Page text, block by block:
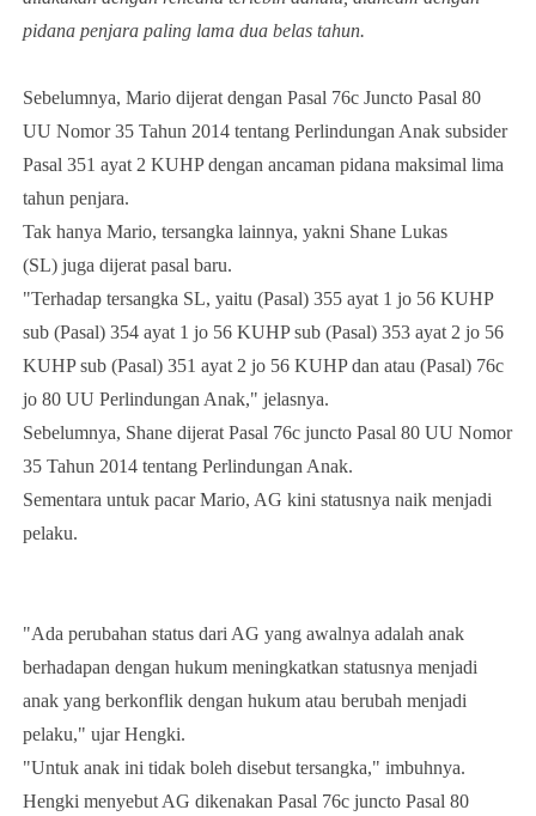
pidana penjara paling lama dua belas tahun.
Sebelumnya, Mario dijerat dengan Pasal 76c Juncto Pasal 80
UU Nomor 35 Tahun 2014 tentang Perlindungan Anak subsider
Pasal 351 ayat 2 KUHP dengan ancaman pidana maksimal lima
tahun penjara.
Tak hanya Mario, tersangka lainnya, yakni Shane Lukas
(SL) juga dijerat pasal baru.
"Terhadap tersangka SL, yaitu (Pasal) 355 ayat 1 jo 56 KUHP
sub (Pasal) 354 ayat 1 jo 56 KUHP sub (Pasal) 353 ayat 2 jo 56
KUHP sub (Pasal) 351 ayat 2 jo 56 KUHP dan atau (Pasal) 76c
jo 80 UU Perlindungan Anak," jelasnya.
Sebelumnya, Shane dijerat Pasal 76c juncto Pasal 80 UU Nomor
35 Tahun 2014 tentang Perlindungan Anak.
Sementara untuk pacar Mario, AG kini statusnya naik menjadi
pelaku.
"Ada perubahan status dari AG yang awalnya adalah anak
berhadapan dengan hukum meningkatkan statusnya menjadi
anak yang berkonflik dengan hukum atau berubah menjadi
pelaku," ujar Hengki.
"Untuk anak ini tidak boleh disebut tersangka," imbuhnya.
Hengki menyebut AG dikenakan Pasal 76c juncto Pasal 80